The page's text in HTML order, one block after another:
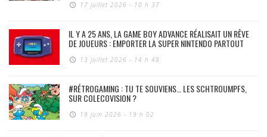
17 juillet 2026 - 10 h 37
IL Y A 25 ANS, LA GAME BOY ADVANCE RÉALISAIT UN RÊVE
DE JOUEURS : EMPORTER LA SUPER NINTENDO PARTOUT
13 juillet 2026 - 14 h 48
#RÉTROGAMING : TU TE SOUVIENS… LES SCHTROUMPFS,
SUR COLECOVISION ?
19 juin 2026 - 19 h 02